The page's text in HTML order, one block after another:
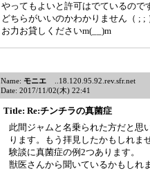
やってもよいと許可はでているので
どちらがいいのかわかりません（ ; ;
お力お貸しくださいm(__)m
Name: モニエ ..18.120.95.92.rev.sfr.net
Date: 2017/11/02(木) 22:41
Title: Re:チンチラの真菌症
此間ジャムと名乗られた方だと思
ります。もう拝見したかもしれま
験談に真菌症の例2つあります。
獣医さんから聞いているかもしれ